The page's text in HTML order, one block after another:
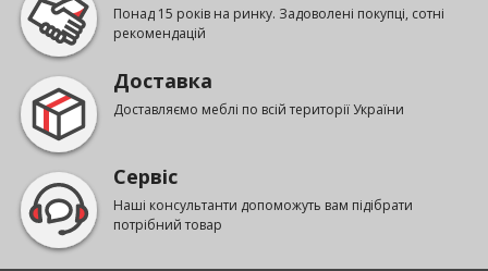
Понад 15 років на ринку. Задоволені покупці, сотні
рекомендацій
Доставка
Доставляємо меблі по всій території України
Сервіс
Наші консультанти допоможуть вам підібрати
потрібний товар